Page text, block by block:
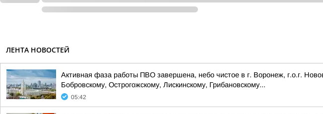
ЛЕНТА НОВОСТЕЙ
Активная фаза работы ПВО завершена, небо чистое в г. Воронеж, г.о.г.
Бобровскому, Острогожскому, Лискинскому, Грибановскому...
05:42